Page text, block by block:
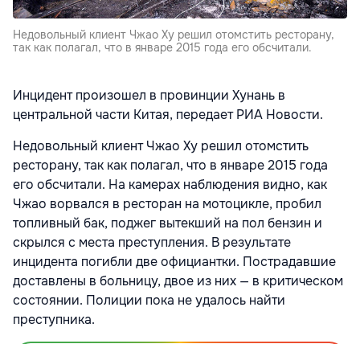
Недовольный клиент Чжао Ху решил отомстить ресторану,
так как полагал, что в январе 2015 года его обсчитали.
Инцидент произошел в провинции Хунань в
центральной части Китая, передает РИА Новости.
Недовольный клиент Чжао Ху решил отомстить
ресторану, так как полагал, что в январе 2015 года
его обсчитали. На камерах наблюдения видно, как
Чжао ворвался в ресторан на мотоцикле, пробил
топливный бак, поджег вытекший на пол бензин и
скрылся с места преступления. В результате
инцидента погибли две официантки. Пострадавшие
доставлены в больницу, двое из них — в критическом
состоянии. Полиции пока не удалось найти
преступника.